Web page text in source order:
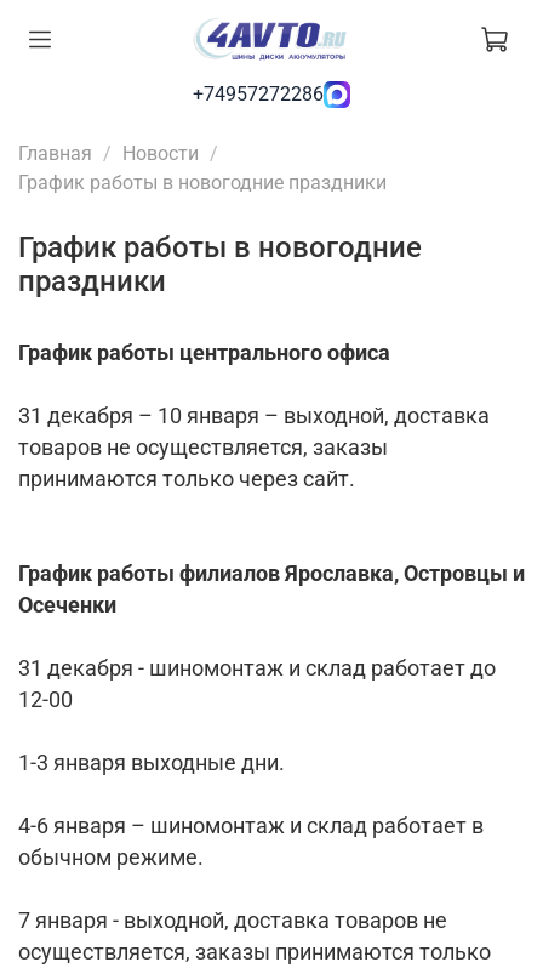
+74957272286
Главная
Новости
График работы в новогодние праздники
График работы в новогодние
праздники
График работы центрального офиса
31 декабря – 10 января – выходной, доставка
товаров не осуществляется, заказы
принимаются только через сайт.
График работы филиалов Ярославка, Островцы и
Осеченки
31 декабря - шиномонтаж и склад работает до
12-00
1-3 января выходные дни.
4-6 января – шиномонтаж и склад работает в
обычном режиме.
7 января - выходной, доставка товаров не
осуществляется, заказы принимаются только